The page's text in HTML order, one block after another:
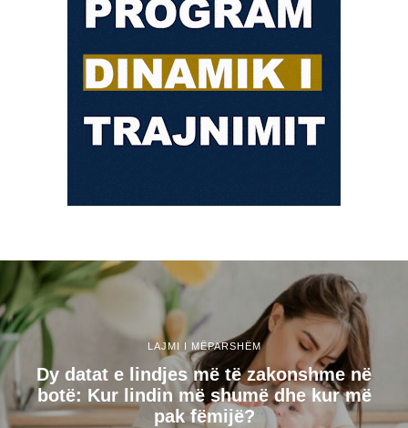
LAJMI I MËPARSHËM
Dy datat e lindjes më të zakonshme në
botë: Kur lindin më shumë dhe kur më
pak fëmijë?